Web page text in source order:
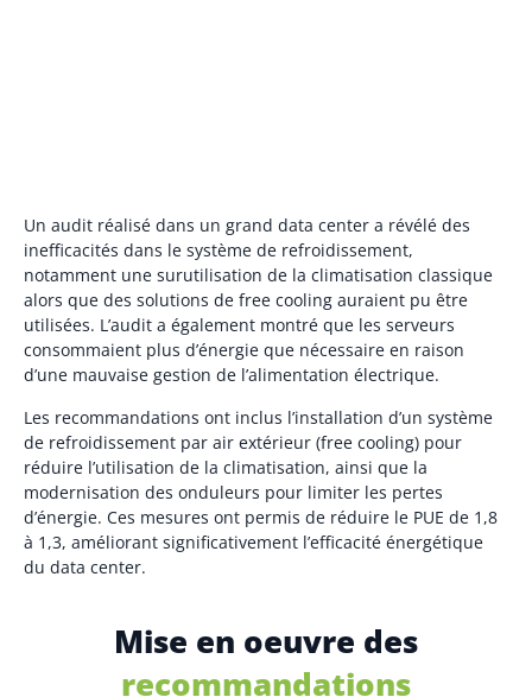
Un audit réalisé dans un grand data center a révélé des
inefficacités dans le système de refroidissement,
notamment une surutilisation de la climatisation classique
alors que des solutions de free cooling auraient pu être
utilisées. L’audit a également montré que les serveurs
consommaient plus d’énergie que nécessaire en raison
d’une mauvaise gestion de l’alimentation électrique.
Les recommandations ont inclus l’installation d’un système
de refroidissement par air extérieur (free cooling) pour
réduire l’utilisation de la climatisation, ainsi que la
modernisation des onduleurs pour limiter les pertes
d’énergie. Ces mesures ont permis de réduire le PUE de 1,8
à 1,3, améliorant significativement l’efficacité énergétique
du data center.
Mise en oeuvre des
recommandations